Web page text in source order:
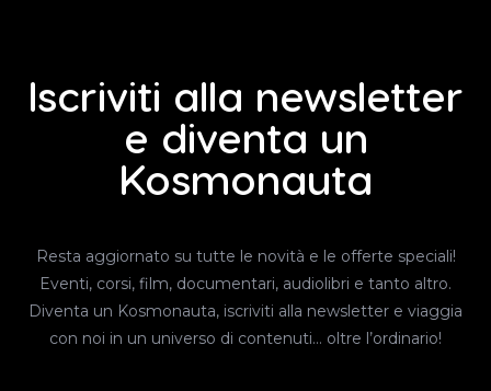
Iscriviti alla newsletter
e diventa un
Kosmonauta
Resta aggiornato su tutte le novità e le offerte speciali!
Eventi, corsi, film, documentari, audiolibri e tanto altro.
Diventa un Kosmonauta, iscriviti alla newsletter e viaggia
con noi in un universo di contenuti… oltre l’ordinario!